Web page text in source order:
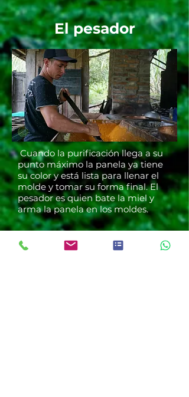
El pesador
Cuando la purificación llega a su
punto máximo la panela ya tiene
su color y está lista para llenar el
molde y tomar su forma final. El
pesador es quien bate la miel y
arma la panela en los moldes.
Armando panela